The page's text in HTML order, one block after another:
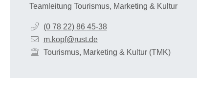
Teamleitung Tourismus, Marketing & Kultur
(0 78 22) 86 45-38
m.kopf@rust.de
Tourismus, Marketing & Kultur (TMK)